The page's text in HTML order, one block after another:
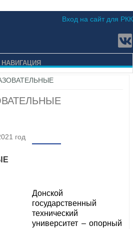
Вход на сайт для РКК
НАВИГАЦИЯ
год
Донской
государственный
технический
университет – опорный